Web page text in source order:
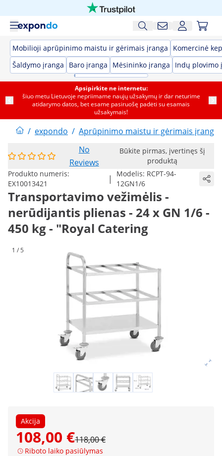
Mobilioji aprūpinimo maistu ir gėrimais įranga
Komercinė
Šaldymo įranga
Baro įranga Mėsininko įranga Indų plovimo
Apsipirkite ne internetu:
šiuo metu Lietuvoje nepriimame naujų užsakymų ir dar neturime
atidarymo datos, bet esame pasiruošę padėti su esamais
užsakymais!
/ expondo / Aprūpinimo maistu ir gėrimais įranga
No
Reviews
Būkite pirmas, įvertinęs šį
produktą
Produkto numeris:
EX10013421
| Modelis: RCPT-94-
12GN1/6
Transportavimo vežimėlis -
nerūdijantis plienas - 24 x GN 1/6 -
450 kg - "Royal Catering
1 / 5
Akcija
108,00 €118,00 €
Riboto laiko pasiūlymas